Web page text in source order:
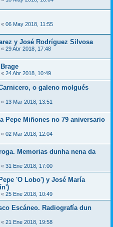
« 06 May 2018, 11:55
y José Rodríguez Silvosa
« 29 Abr 2018, 17:48
« 24 Abr 2018, 10:49
o galeno molgués
« 13 Mar 2018, 13:51
Pepe Miñones no 79 aniversario
« 02 Mar 2018, 12:04
Memorias dunha nena da
« 31 Ene 2018, 17:00
'O Lobo') y José María
« 25 Ene 2018, 10:49
Escáneo. Radiografía dun
« 21 Ene 2018, 19:58